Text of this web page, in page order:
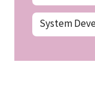
System